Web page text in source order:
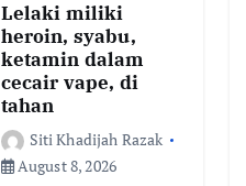
Lelaki miliki
heroin, syabu,
ketamin dalam
cecair vape, di
tahan
Siti Khadijah Razak
August 8, 2026